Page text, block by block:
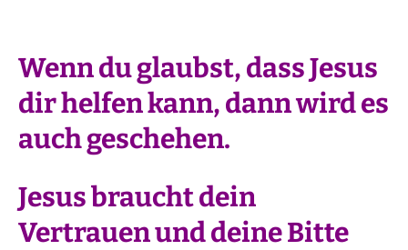
Wenn du glaubst, dass Jesus
dir helfen kann, dann wird es
auch geschehen.
Jesus braucht dein
Vertrauen und deine Bitte